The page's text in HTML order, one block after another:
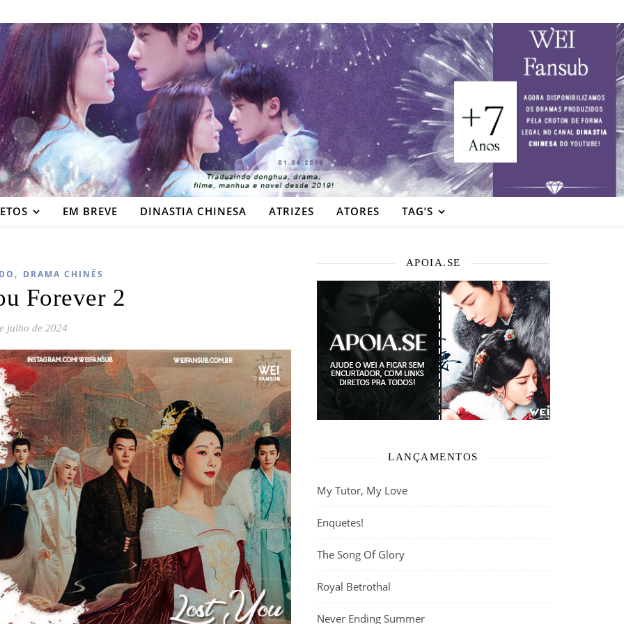
EM BREVE DINASTIA CHINESA ATRIZES ATORES TAG’S
, DRAMA CHINÊS
Forever 2
julho de 2024
APOIA.SE
LANÇAMENTOS
My Tutor, My Love
Enquetes!
The Song Of Glory
Royal Betrothal
Never Ending Summer